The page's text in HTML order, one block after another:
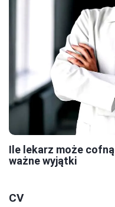
Ile lekarz może
ważne wyjątki
CV